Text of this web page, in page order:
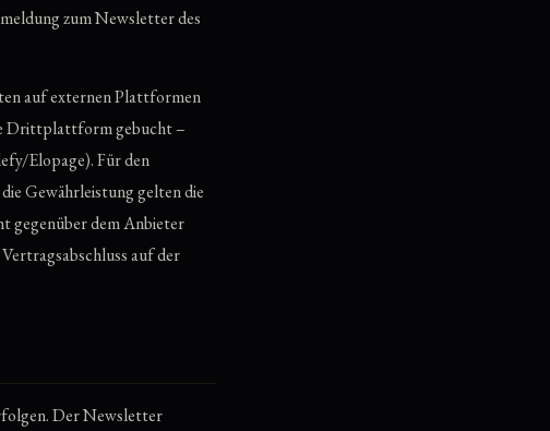
zum Newsletter des
auf externen Plattformen
Drittplattform gebucht –
Elopage). Für den
Gewährleistung gelten die
gegenüber dem Anbieter
auf der
Der Newsletter